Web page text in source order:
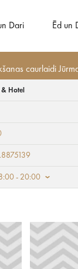
Dari Ēd un
caurlaidi
Hotel
- 20:00